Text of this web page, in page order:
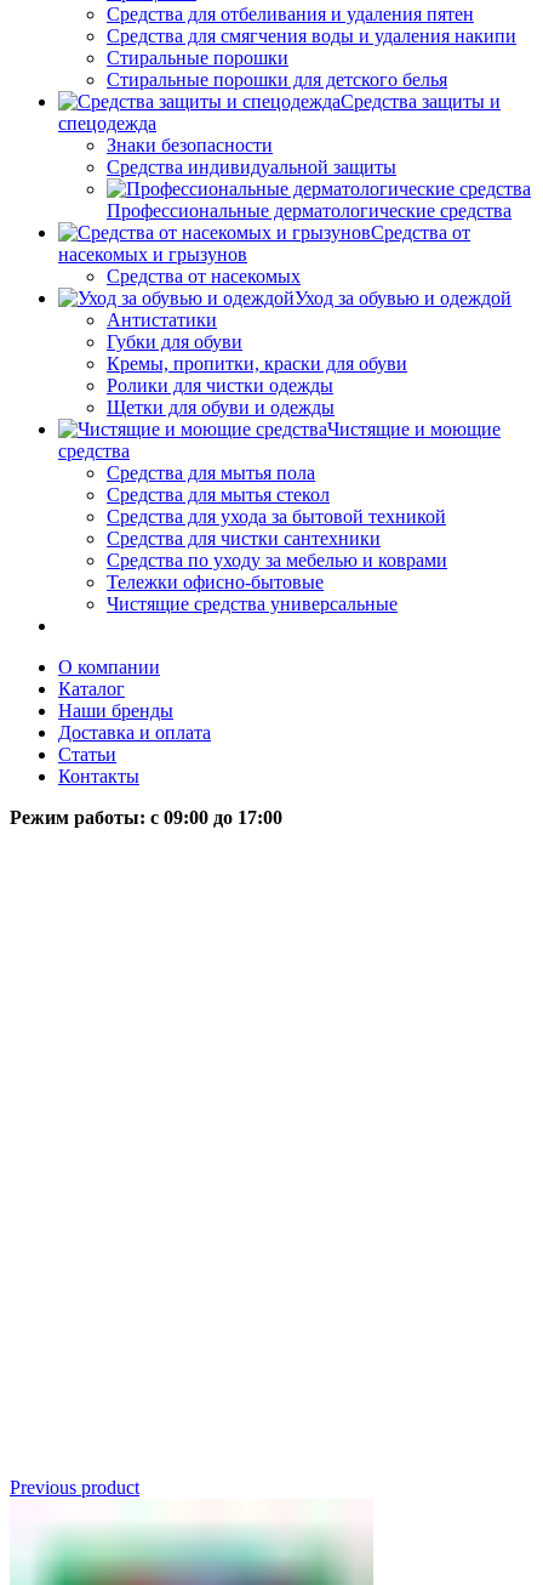
Средства для отбеливания и удаления пятен
Средства для смягчения воды и удаления накипи
Стиральные порошки
Стиральные порошки для детского белья
Средства защиты и
спецодежда
Знаки безопасности
Средства индивидуальной защиты
Профессиональные дерматологические средства
Средства от
насекомых и грызунов
Средства от насекомых
Уход за обувью и одеждой
Антистатики
Губки для обуви
Кремы, пропитки, краски для обуви
Ролики для чистки одежды
Щетки для обуви и одежды
Чистящие и моющие
средства
Средства для мытья пола
Средства для мытья стекол
Средства для ухода за бытовой техникой
Средства для чистки сантехники
Средства по уходу за мебелью и коврами
Тележки офисно-бытовые
Чистящие средства универсальные
О компании
Каталог
Наши бренды
Доставка и оплата
Статьи
Контакты
Режим работы: c 09:00 до 17:00
Previous product